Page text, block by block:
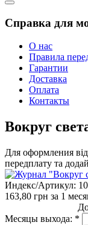
Справка для
О нас
Правила
Гарантии
Доставка
Оплата
Контакты
Вокруг
Для оформления
передплату та
Индекс/Артикул:
163,80 грн за 1
Месяцы выхода: *